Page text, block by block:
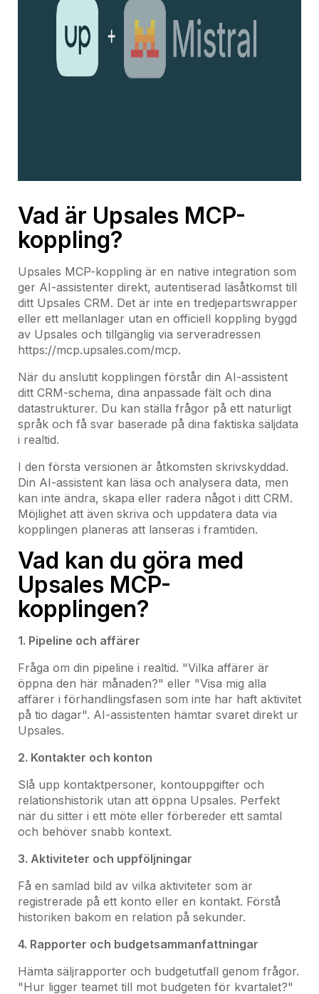
Vad är Upsales MCP-
koppling?
Upsales MCP-koppling är en native integration som
ger AI-assistenter direkt, autentiserad läsåtkomst till
ditt Upsales CRM. Det är inte en tredjepartswrapper
eller ett mellanlager utan en officiell koppling byggd
av Upsales och tillgänglig via serveradressen
https://mcp.upsales.com/mcp.
När du anslutit kopplingen förstår din AI-assistent
ditt CRM-schema, dina anpassade fält och dina
datastrukturer. Du kan ställa frågor på ett naturligt
språk och få svar baserade på dina faktiska säljdata
i realtid.
I den första versionen är åtkomsten skrivskyddad.
Din AI-assistent kan läsa och analysera data, men
kan inte ändra, skapa eller radera något i ditt CRM.
Möjlighet att även skriva och uppdatera data via
kopplingen planeras att lanseras i framtiden.
Vad kan du göra med
Upsales MCP-
kopplingen?
1. Pipeline och affärer
Fråga om din pipeline i realtid. "Vilka affärer är
öppna den här månaden?" eller "Visa mig alla
affärer i förhandlingsfasen som inte har haft aktivitet
på tio dagar". AI-assistenten hämtar svaret direkt ur
Upsales.
2. Kontakter och konton
Slå upp kontaktpersoner, kontouppgifter och
relationshistorik utan att öppna Upsales. Perfekt
när du sitter i ett möte eller förbereder ett samtal
och behöver snabb kontext.
3. Aktiviteter och uppföljningar
Få en samlad bild av vilka aktiviteter som är
registrerade på ett konto eller en kontakt. Förstå
historiken bakom en relation på sekunder.
4. Rapporter och budgetsammanfattningar
Hämta säljrapporter och budgetutfall genom frågor.
"Hur ligger teamet till mot budgeten för kvartalet?"